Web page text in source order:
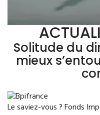
Solitude du
mieux
Le saviez-vous ?Fonds